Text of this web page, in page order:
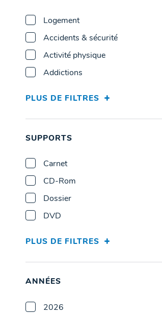
Logement
Accidents & sécurité
Activité physique
Addictions
PLUS DE FILTRES
SUPPORTS
Carnet
CD-Rom
Dossier
DVD
PLUS DE FILTRES
ANNÉES
2026